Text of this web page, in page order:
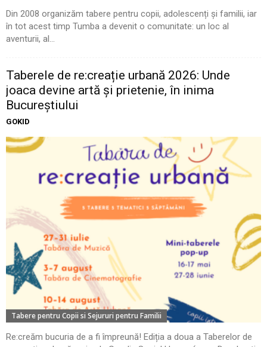
Din 2008 organizăm tabere pentru copii, adolescenți și familii, iar
în tot acest timp Tumba a devenit o comunitate: un loc al
aventurii, al...
Taberele de re:creație urbană 2026: Unde
joaca devine artă și prietenie, în inima
Bucureștiului
GOKID
Tabere pentru Copii si Sejururi pentru Familii
Re:creăm bucuria de a fi împreună! Ediția a doua a Taberelor de